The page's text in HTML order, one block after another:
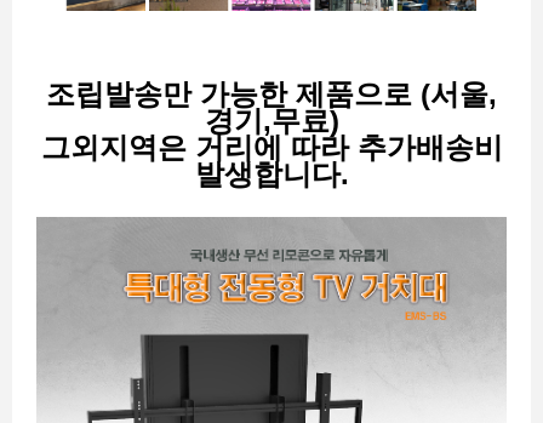
조립발송만 가능한 제품으로 (서울,
경기,무료)
그외지역은 거리에 따라 추가배송비
발생합니다.